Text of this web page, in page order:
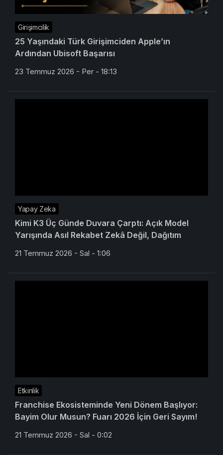
Girişimcilik
25 Yaşındaki Türk Girişimciden Apple’ın
Ardından Ubisoft Başarısı
23 Temmuz 2026 - Per - 18:13
Yapay Zeka
Kimi K3 Üç Günde Duvara Çarptı: Açık Model
Yarışında Asıl Rekabet Zekâ Değil, Dağıtım
21 Temmuz 2026 - Sal - 1:06
Etkinlik
Franchise Ekosisteminde Yeni Dönem Başlıyor:
Bayim Olur Musun? Fuarı 2026 İçin Geri Sayım!
21 Temmuz 2026 - Sal - 0:02